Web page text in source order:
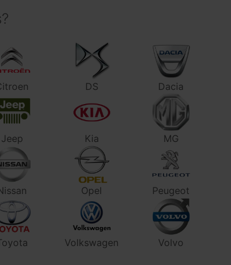
DS Dacia
Jeep Kia MG
Opel Peugeot
Volkswagen Volvo